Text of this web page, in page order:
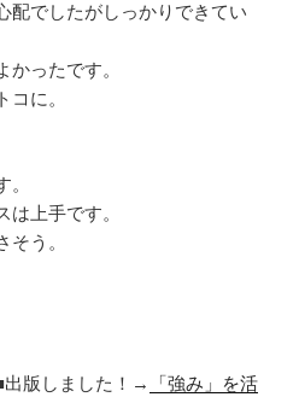
配でしたがしっかりできてい
ったです。
に。
上手です。
う。
出版しました！→ 「強み」を活